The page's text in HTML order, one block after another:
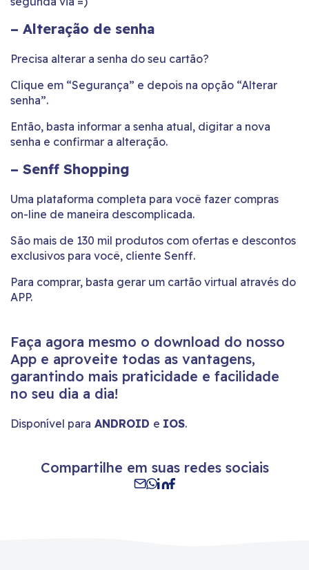
– Alteração de senha
Precisa alterar a senha do seu cartão?
Clique em “Segurança” e depois na opção “Alterar
senha”.
Então, basta informar a senha atual, digitar a nova
senha e confirmar a alteração.
– Senff Shopping
Uma plataforma completa para você fazer compras
on-line de maneira descomplicada.
São mais de 130 mil produtos com ofertas e descontos
exclusivos para você, cliente Senff.
Para comprar, basta gerar um cartão virtual através do
APP.
Faça agora mesmo o download do nosso
App e aproveite todas as vantagens,
garantindo mais praticidade e facilidade
no seu dia a dia!
Disponível para ANDROID e IOS.
Compartilhe em suas redes sociais